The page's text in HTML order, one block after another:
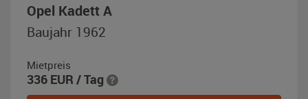
Opel Kadett A,
weiß
Baujahr 1962
Mietpreis
336 EUR / Tag